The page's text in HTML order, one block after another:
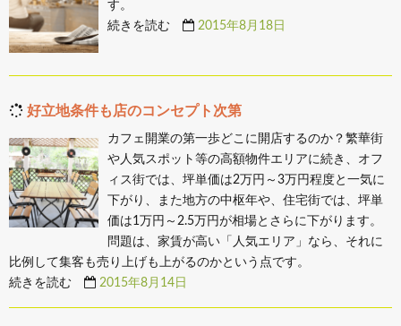
す。
続きを読む
2015年8月18日
好立地条件も店のコンセプト次第
カフェ開業の第一歩どこに開店するのか？繁華街
や人気スポット等の高額物件エリアに続き、オフ
ィス街では、坪単価は2万円～3万円程度と一気に
下がり、また地方の中枢年や、住宅街では、坪単
価は1万円～2.5万円が相場とさらに下がります。
問題は、家賃が高い「人気エリア」なら、それに
比例して集客も売り上げも上がるのかという点です。
続きを読む
2015年8月14日